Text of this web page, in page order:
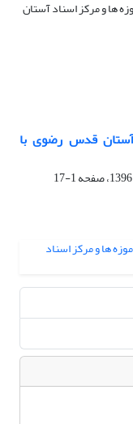
آستان قدس رضوی با
1-17